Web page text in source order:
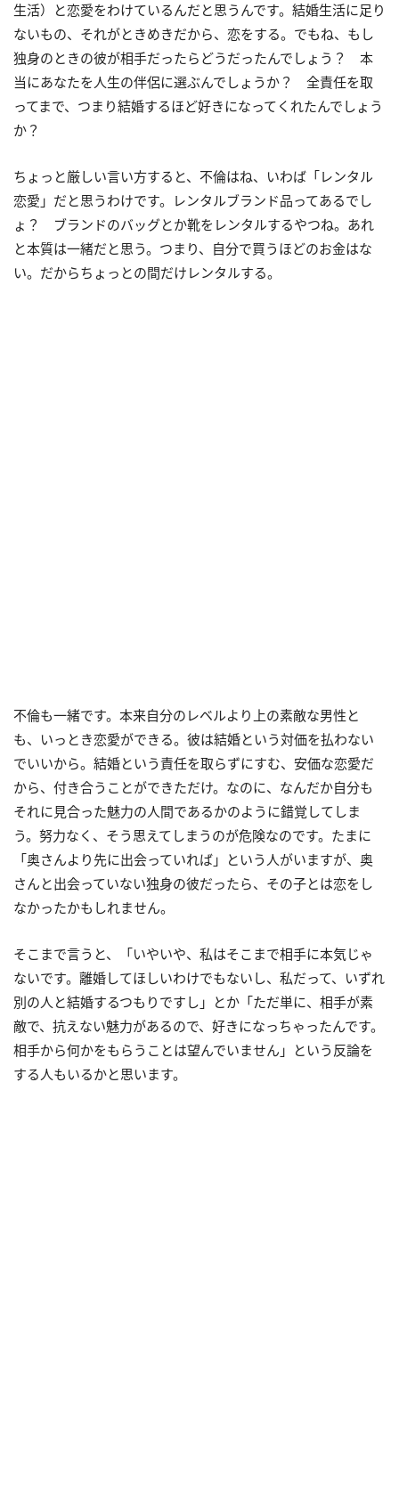
生活）と恋愛をわけているんだと思うんです。結婚生活に足り
ないもの、それがときめきだから、恋をする。でもね、もし
独身のときの彼が相手だったらどうだったんでしょう？ 本
当にあなたを人生の伴侶に選ぶんでしょうか？ 全責任を取
ってまで、つまり結婚するほど好きになってくれたんでしょう
か？
ちょっと厳しい言い方すると、不倫はね、いわば「レンタル
恋愛」だと思うわけです。レンタルブランド品ってあるでし
ょ？ ブランドのバッグとか靴をレンタルするやつね。あれ
と本質は一緒だと思う。つまり、自分で買うほどのお金はな
い。だからちょっとの間だけレンタルする。
不倫も一緒です。本来自分のレベルより上の素敵な男性と
も、いっとき恋愛ができる。彼は結婚という対価を払わない
でいいから。結婚という責任を取らずにすむ、安価な恋愛だ
から、付き合うことができただけ。なのに、なんだか自分も
それに見合った魅力の人間であるかのように錯覚してしま
う。努力なく、そう思えてしまうのが危険なのです。たまに
「奥さんより先に出会っていれば」という人がいますが、奥
さんと出会っていない独身の彼だったら、その子とは恋をし
なかったかもしれません。
そこまで言うと、「いやいや、私はそこまで相手に本気じゃ
ないです。離婚してほしいわけでもないし、私だって、いずれ
別の人と結婚するつもりですし」とか「ただ単に、相手が素
敵で、抗えない魅力があるので、好きになっちゃったんです。
相手から何かをもらうことは望んでいません」という反論を
する人もいるかと思います。